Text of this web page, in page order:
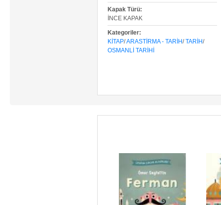
Kapak Türü:
İNCE KAPAK
Kategoriler:
KITAP/ARASTIRMA - TARIH/TARIH/
OSMANLI TARIHI